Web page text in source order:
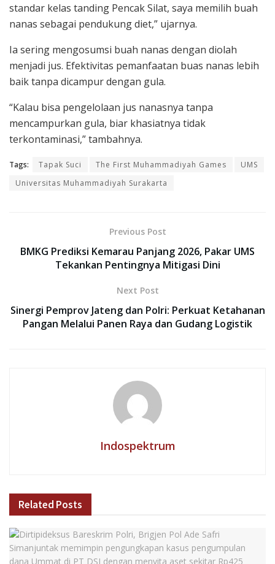
standar kelas tanding Pencak Silat, saya memilih buah
nanas sebagai pendukung diet,” ujarnya.
Ia sering mengosumsi buah nanas dengan diolah
menjadi jus. Efektivitas pemanfaatan buas nanas lebih
baik tanpa dicampur dengan gula.
“Kalau bisa pengelolaan jus nanasnya tanpa
mencampurkan gula, biar khasiatnya tidak
terkontaminasi,” tambahnya.
Tags: Tapak Suci The First Muhammadiyah Games
UMS
Universitas Muhammadiyah Surakarta
Previous Post
BMKG Prediksi Kemarau Panjang 2026, Pakar UMS
Tekankan Pentingnya Mitigasi Dini
Next Post
Sinergi Pemprov Jateng dan Polri: Perkuat Ketahanan
Pangan Melalui Panen Raya dan Gudang Logistik
Indospektrum
Related Posts